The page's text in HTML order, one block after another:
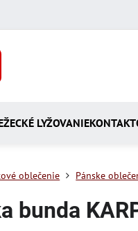
LYŽOVANIEKONTAKT
oblečenie Pánske
bunda